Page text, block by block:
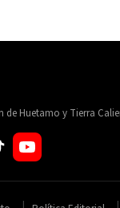
de Huetamo y Tierra